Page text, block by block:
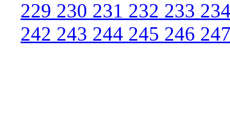
229 230 231 232 233
242 243 244 245 246